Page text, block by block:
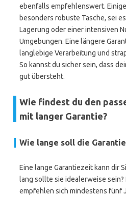
ebenfalls empfehlenswert.
besonders robuste Tasche, sei
Lagerung oder einer intensiven
Umgebungen. Eine längere
langlebige Verarbeitung und
So kannst du sicher sein, dass
gut übersteht.
Wie findest du den
mit langer Garantie?
Wie lange soll die
Eine lange Garantiezeit kann dir
lang sollte sie idealerweise
empfehlen sich mindestens fünf